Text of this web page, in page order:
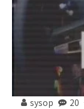
sysop 20